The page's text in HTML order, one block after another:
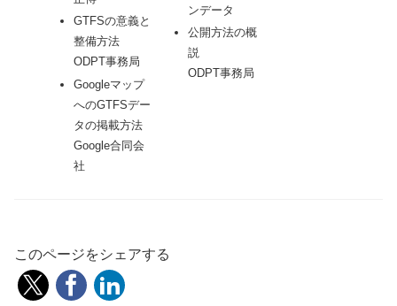
GTFSの意義と
整備方法
ODPT事務局
Googleマップ
へのGTFSデー
タの掲載方法
Google合同会
社
ンデータ
公開方法の概
説
ODPT事務局
このページをシェアする